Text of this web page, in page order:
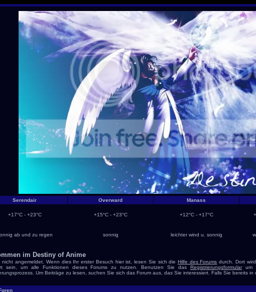
Serendair Overward Manass
+17°C - +23°C +15°C - +23°C +12°C - +17°C
ab und zu regen sonnig leichter wind u. sonnig
im Destiny of Anime
nicht angemeldet. Wenn dies Ihr erster Besuch hier ist, lesen Sie sich die Hilfe des Forums durch. Dort
sein, um alle Funktionen dieses Forums zu nutzen. Benutzen Sie das Registrierungsformularum
Um Beiträge zu lesen, suchen Sie sich das Forum aus, das Sie interessiert. Falls Sie bereits